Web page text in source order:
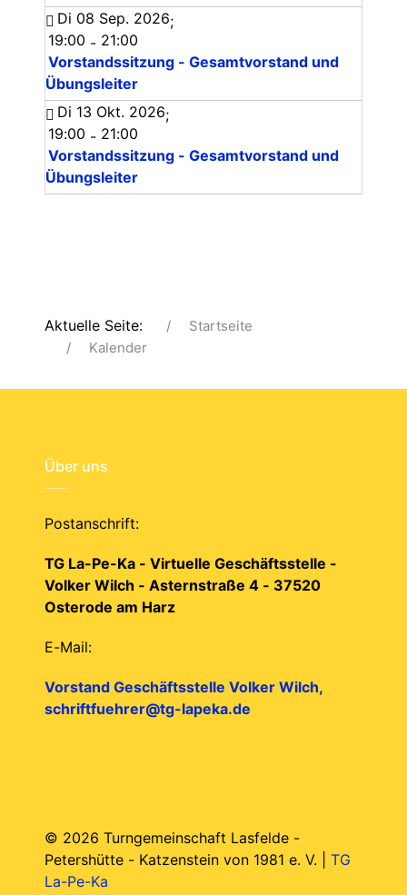
Di 08 Sep. 2026;
19:00 - 21:00
Vorstandssitzung - Gesamtvorstand und
Übungsleiter
Di 13 Okt. 2026;
19:00 - 21:00
Vorstandssitzung - Gesamtvorstand und
Übungsleiter
Aktuelle Seite:
Startseite
Kalender
Über uns
Postanschrift:
TG La-Pe-Ka - Virtuelle Geschäftsstelle -
Volker Wilch - Asternstraße 4 - 37520
Osterode am Harz
E-Mail:
Vorstand Geschäftsstelle Volker Wilch,
schriftfuehrer@tg-lapeka.de
© 2026 Turngemeinschaft Lasfelde -
Petershütte - Katzenstein von 1981 e. V. | TG
La-Pe-Ka